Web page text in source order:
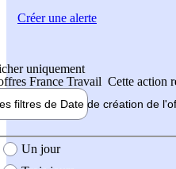
uniquement
France Travail Cette action
filtres de Date de création de
création de l'offre
Un jour
Créer une alerte